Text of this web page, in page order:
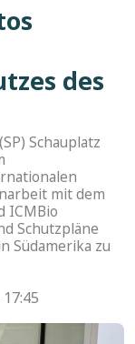
des
Schauplatz
mit dem
ICMBio
Schutzpläne
Südamerika zu